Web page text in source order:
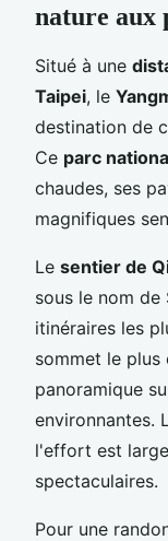
nature aux
Situé à une
Taipei, le
destination de
Ce parc
chaudes, ses
magnifiques
Le sentier de
sous le nom de
itinéraires les
sommet le
panoramique
environnantes.
l'effort est
spectaculaires.
Pour une